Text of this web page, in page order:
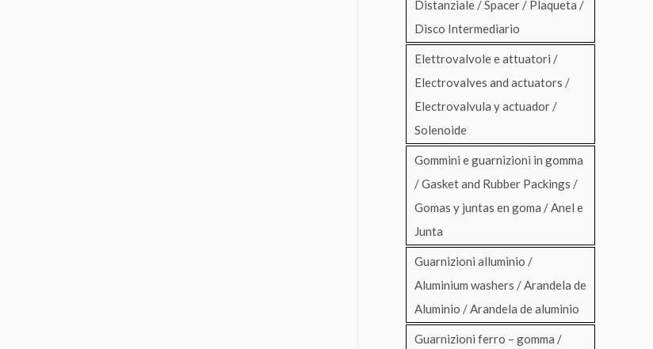
Distanziale / Spacer / Plaqueta /
Disco Intermediario
Elettrovalvole e attuatori /
Electrovalves and actuators /
Electrovalvula y actuador /
Solenoide
Gommini e guarnizioni in gomma
/ Gasket and Rubber Packings /
Gomas y juntas en goma / Anel e
Junta
Guarnizioni alluminio /
Aluminium washers / Arandela de
Aluminio / Arandela de aluminio
Guarnizioni ferro – gomma /